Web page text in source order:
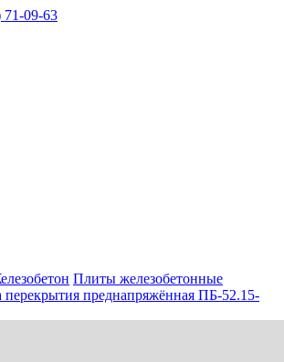
71-09-63
Плиты железобетонные
перекрытия преднапряжённая ПБ-52.15-